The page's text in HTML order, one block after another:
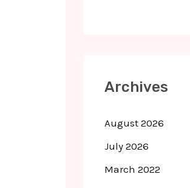
Archives
August 2026
July 2026
March 2022